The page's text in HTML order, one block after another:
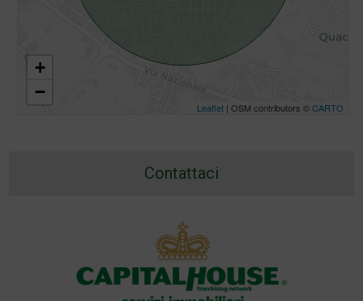
+
−
Leaflet| OSM contributors ©CARTO
Contattaci